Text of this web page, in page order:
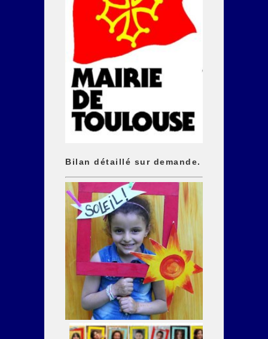
Bilan détaillé sur demande.